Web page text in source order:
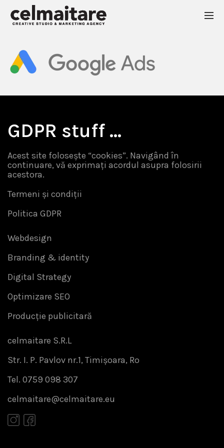
GDPR stuff …
Acest site folosește “cookies”. Navigând în
continuare, vă exprimați acordul asupra folosirii
acestora.
Termeni și condiții
Politica GDPR
Webdesign
Branding & identity
Digital Strategy
Optimizare SEO
Producție publicitară
celmaitare S.R.L
Str. I. P. Pavlov nr.1, Timișoara, Ro
Tel. 0759 098 307
celmaitare@celmaitare.eu